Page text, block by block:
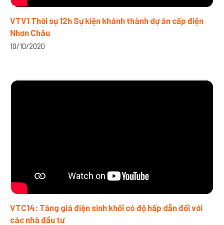
VTV1 Thời sự 12h Sự kiện khánh thành dự án cấp điện
Nhơn Châu
10/10/2020
VTC14: Tăng giá điện sinh khối có độ hấp dẫn đối với
các nhà đầu tư